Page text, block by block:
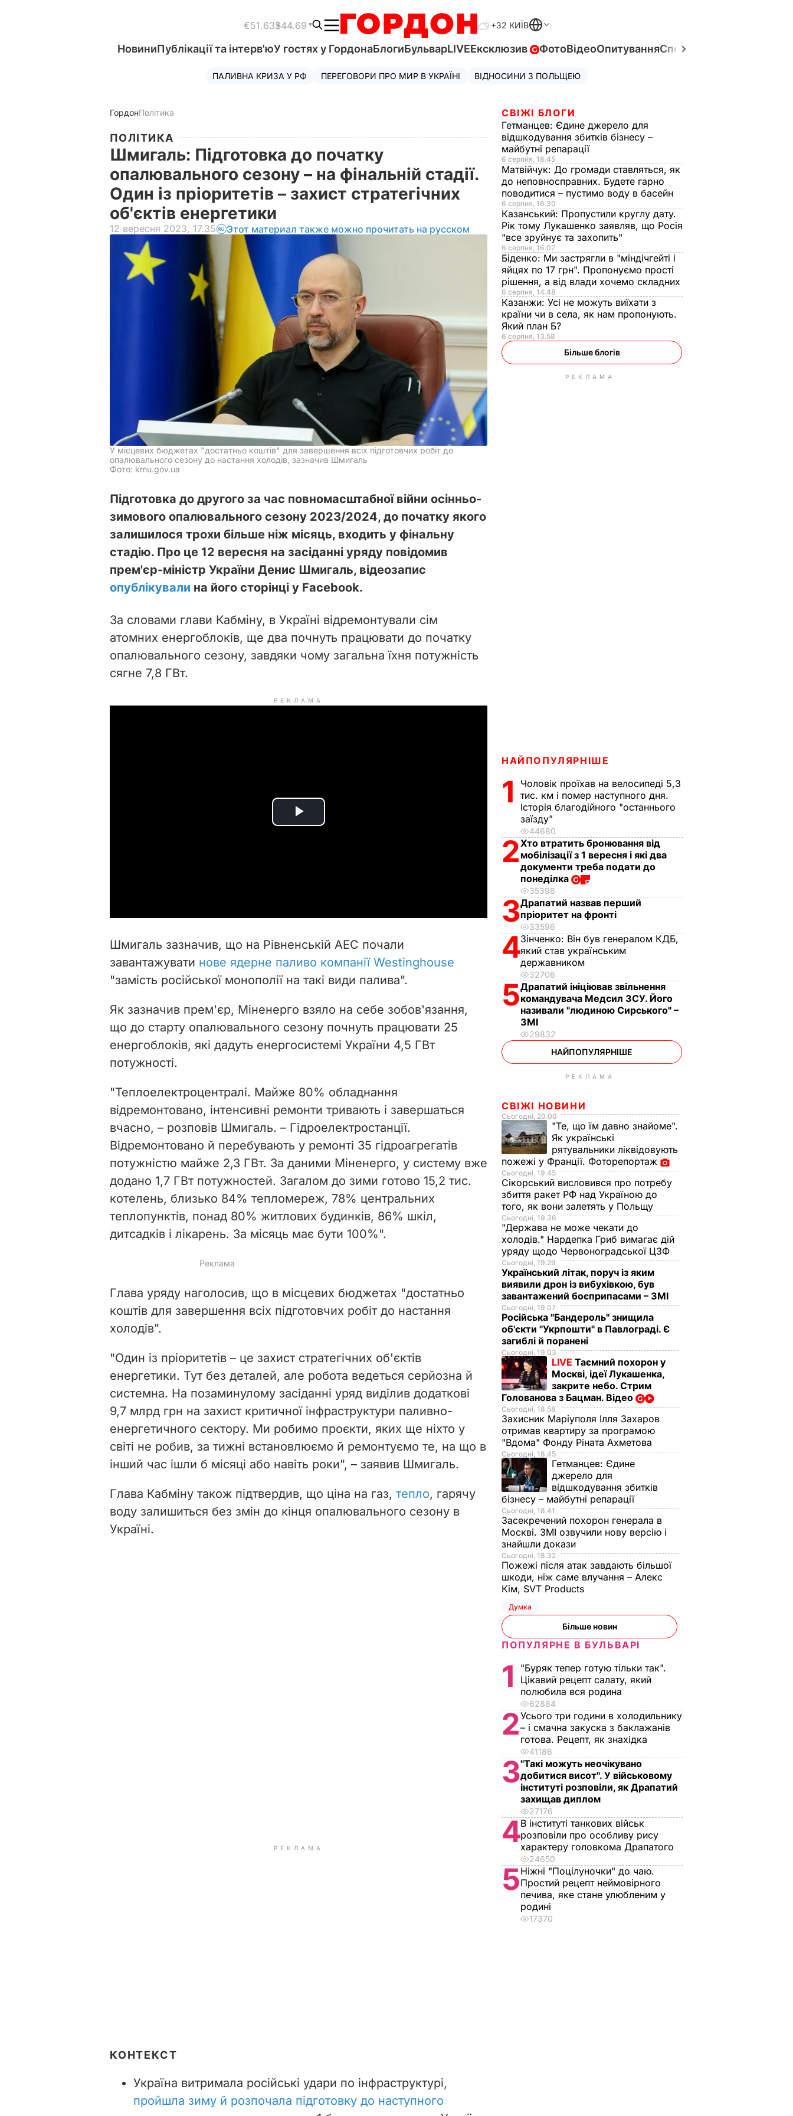
€51.63$44.69 +32 КИЇВ
НовиниПублікації та інтерв'юУ гостях у ГордонаБлогиБульварLIVEЕксклюзив ФотоВідеоОпитуванняСпецпроєкти
ПАЛИВНА КРИЗА У РФ ПЕРЕГОВОРИ ПРО МИР В УКРАЇНІ ВІДНОСИНИ З ПОЛЬЩЕЮ
ГордонПолітика
ПОЛІТИКА
Шмигаль: Підготовка до початку
опалювального сезону – на фінальній стадії.
Один із пріоритетів – захист стратегічних
об'єктів енергетики
12 вересня 2023, 17.35 Этот материал также можно прочитать на русском
У місцевих бюджетах "достатньо коштів" для завершення всіх підготовчих робіт до
опалювального сезону до настання холодів, зазначив Шмигаль
Фото: kmu.gov.ua
Підготовка до другого за час повномасштабної війни осінньо-
зимового опалювального сезону 2023/2024, до початку якого
залишилося трохи більше ніж місяць, входить у фінальну
стадію. Про це 12 вересня на засіданні уряду повідомив
прем'єр-міністр України Денис Шмигаль, відеозапис
опублікували на його сторінці у Facebook.
За словами глави Кабміну, в Україні відремонтували сім
атомних енергоблоків, ще два почнуть працювати до початку
опалювального сезону, завдяки чому загальна їхня потужність
сягне 7,8 ГВт.
РЕКЛАМА
P
i
d
e
o
Шмигаль зазначив, що на Рівненській АЕС почали
завантажувати нове ядерне паливо компанії Westinghouse
"замість російської монополії на такі види палива".
Як зазначив прем'єр, Міненерго взяло на себе зобов'язання,
що до старту опалювального сезону почнуть працювати 25
енергоблоків, які дадуть енергосистемі України 4,5 ГВт
потужності.
"Теплоелектроцентралі. Майже 80% обладнання
відремонтовано, інтенсивні ремонти тривають і завершаться
вчасно, – розповів Шмигаль. – Гідроелектростанції.
Відремонтовано й перебувають у ремонті 35 гідроагрегатів
потужністю майже 2,3 ГВт. За даними Міненерго, у систему вже
додано 1,7 ГВт потужностей. Загалом до зими готово 15,2 тис.
котелень, близько 84% тепломереж, 78% центральних
теплопунктів, понад 80% житлових будинків, 86% шкіл,
дитсадків і лікарень. За місяць має бути 100%".
Глава уряду наголосив, що в місцевих бюджетах "достатньо
коштів для завершення всіх підготовчих робіт до настання
холодів".
"Один із пріоритетів – це захист стратегічних об'єктів
енергетики. Тут без деталей, але робота ведеться серйозна й
системна. На позаминулому засіданні уряд виділив додаткові
9,7 млрд грн на захист критичної інфраструктури паливно-
енергетичного сектору. Ми робимо проєкти, яких ще ніхто у
світі не робив, за тижні встановлюємо й ремонтуємо те, на що в
інший час ішли б місяці або навіть роки", – заявив Шмигаль.
Глава Кабміну також підтвердив, що ціна на газ, тепло, гарячу
воду залишиться без змін до кінця опалювального сезону в
Україні.
РЕКЛАМА
КОНТЕКСТ
Україна витримала російські удари по інфраструктурі,
пройшла зиму й розпочала підготовку до наступного
СВІЖІ БЛОГИ
Гетманцев: Єдине джерело для
відшкодування збитків бізнесу –
майбутні репарації
6 серпня, 18.45
Матвійчук: До громади ставляться, як
до неповносправних. Будете гарно
поводитися – пустимо воду в басейн
6 серпня, 16.30
Казанський: Пропустили круглу дату.
Рік тому Лукашенко заявляв, що Росія
"все зруйнує та захопить"
6 серпня, 16.07
Біденко: Ми застрягли в "міндічгейті і
яйцях по 17 грн". Пропонуємо прості
рішення, а від влади хочемо складних
6 серпня, 14.48
Казанжи: Усі не можуть виїхати з
країни чи в села, як нам пропонують.
Який план Б?
6 серпня, 13.58
Більше блогів
РЕКЛАМА
НАЙПОПУЛЯРНІШЕ
1
Чоловік проїхав на велосипеді 5,3
тис. км і помер наступного дня.
Історія благодійного "останнього
заїзду"
44680
2Хто втратить бронювання від
мобілізації з 1 вересня і які два
документи треба подати до
понеділка
35398
3Драпатий назвав перший
пріоритет на фронті
33596
4Зінченко: Він був генералом КДБ,
який став українським
державником
32706
5Драпатий ініціював звільнення
командувача Медсил ЗСУ. Його
називали "людиною Сирського" –
ЗМІ
29832
НАЙПОПУЛЯРНІШЕ
РЕКЛАМА
СВІЖІ НОВИНИ
Сьогодні, 20.00
"Те, що їм давно знайоме".
Як українські
рятувальники ліквідовують
пожежі у Франції. Фоторепортаж
Сьогодні, 19.45
Сікорський висловився про потребу
збиття ракет РФ над Україною до
того, як вони залетять у Польщу
Сьогодні, 19.36
"Держава не може чекати до
холодів." Нардепка Гриб вимагає дій
уряду щодо Червоноградської ЦЗФ
Сьогодні, 19.29
Український літак, поруч із яким
виявили дрон із вибухівкою, був
завантажений боєприпасами – ЗМІ
Сьогодні, 19.07
Російська "Бандероль" знищила
об'єкти "Укрпошти" в Павлограді. Є
загиблі й поранені
Сьогодні, 19.03
LIVE Таємний похорон у
Москві, ідеї Лукашенка,
закрите небо. Стрим
Голованова з Бацман. Відео
Сьогодні, 18.58
Захисник Маріуполя Ілля Захаров
отримав квартиру за програмою
"Вдома" Фонду Ріната Ахметова
Сьогодні, 18.45
Гетманцев: Єдине
джерело для
відшкодування збитків
бізнесу – майбутні репарації
Сьогодні, 18.41
Засекречений похорон генерала в
Москві. ЗМІ озвучили нову версію і
знайшли докази
Сьогодні, 18.32
Пожежі після атак завдають більшої
шкоди, ніж саме влучання – Алекс
Кім, SVT Products
Думка
Більше новин
ПОПУЛЯРНЕ В БУЛЬВАРІ
1
"Буряк тепер готую тільки так".
Цікавий рецепт салату, який
полюбила вся родина
62884
2Усього три години в холодильнику
– і смачна закуска з баклажанів
готова. Рецепт, як знахідка
41186
3"Такі можуть неочікувано
добитися висот". У військовому
інституті розповіли, як Драпатий
захищав диплом
27176
4В інституті танкових військ
розповіли про особливу рису
характеру головкома Драпатого
24650
5Ніжні "Поцілуночки" до чаю.
Простий рецепт неймовірного
печива, яке стане улюбленим у
родині
17370